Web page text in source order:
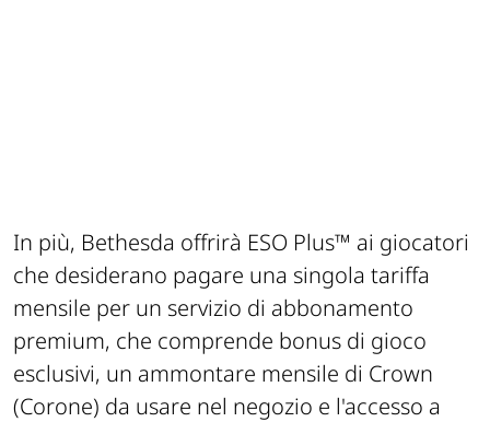
In più, Bethesda offrirà ESO Plus™ ai giocatori
che desiderano pagare una singola tariffa
mensile per un servizio di abbonamento
premium, che comprende bonus di gioco
esclusivi, un ammontare mensile di Crown
(Corone) da usare nel negozio e l'accesso a